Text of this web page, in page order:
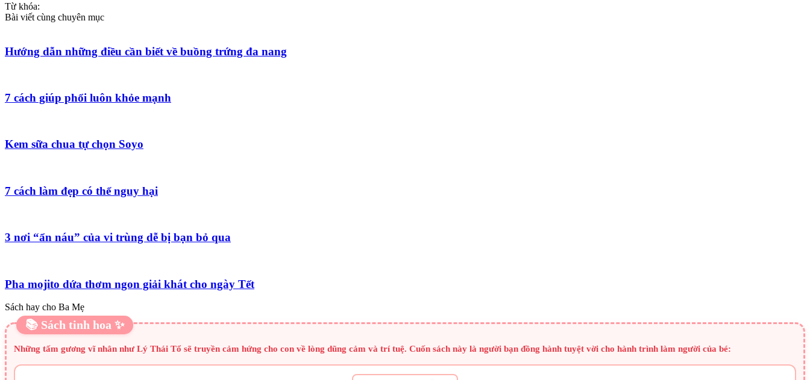
Từ khóa:
Bài viết cùng chuyên mục
Hướng dẫn những điều cần biết về buồng trứng đa nang
7 cách giúp phổi luôn khỏe mạnh
Kem sữa chua tự chọn Soyo
7 cách làm đẹp có thể nguy hại
3 nơi “ẩn náu” của vi trùng dễ bị bạn bỏ qua
Pha mojito dứa thơm ngon giải khát cho ngày Tết
Sách hay cho Ba Mẹ
📚 Sách tinh hoa ✨
Những tấm gương vĩ nhân như Lý Thái Tổ sẽ truyền cảm hứng cho con về lòng dũng cảm và trí tuệ. Cuốn sách này là người bạn đồng hành tuyệt vời cho hành trình làm người của bé: